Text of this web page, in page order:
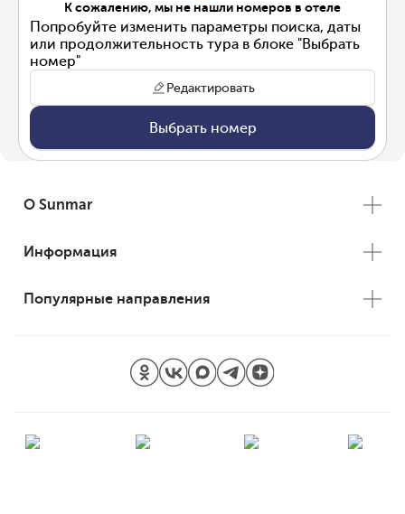
К сожалению, мы не нашли номеров в отеле
Попробуйте изменить параметры поиска, даты
или продолжительность тура в блоке "Выбрать
номер"
Редактировать
Выбрать номер
О Sunmar
Информация
Популярные направления